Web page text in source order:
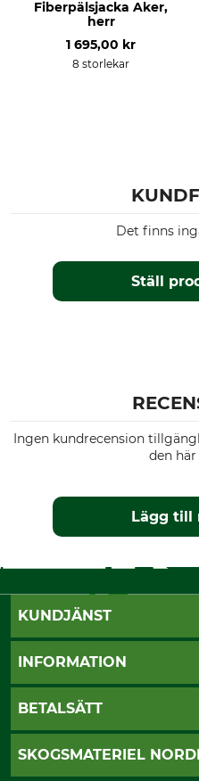
Stryk inte
Fiberpälsjacka Aker,
herr
1 695,00 kr
8 storlekar
Ställ
Det finns
Ingen kundrecension
den
Lägg till
KUNDJÄNST
Öppettider
Vanliga frågor
INFORMATION
Butik Vansbro
BETALSÄTT
Klarna
SKOGSMATERIEL